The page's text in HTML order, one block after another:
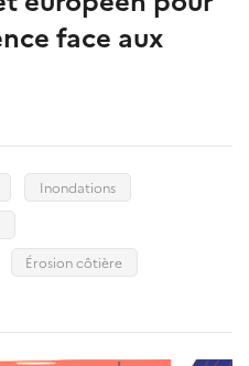
face aux
Inondations
Érosion côtière